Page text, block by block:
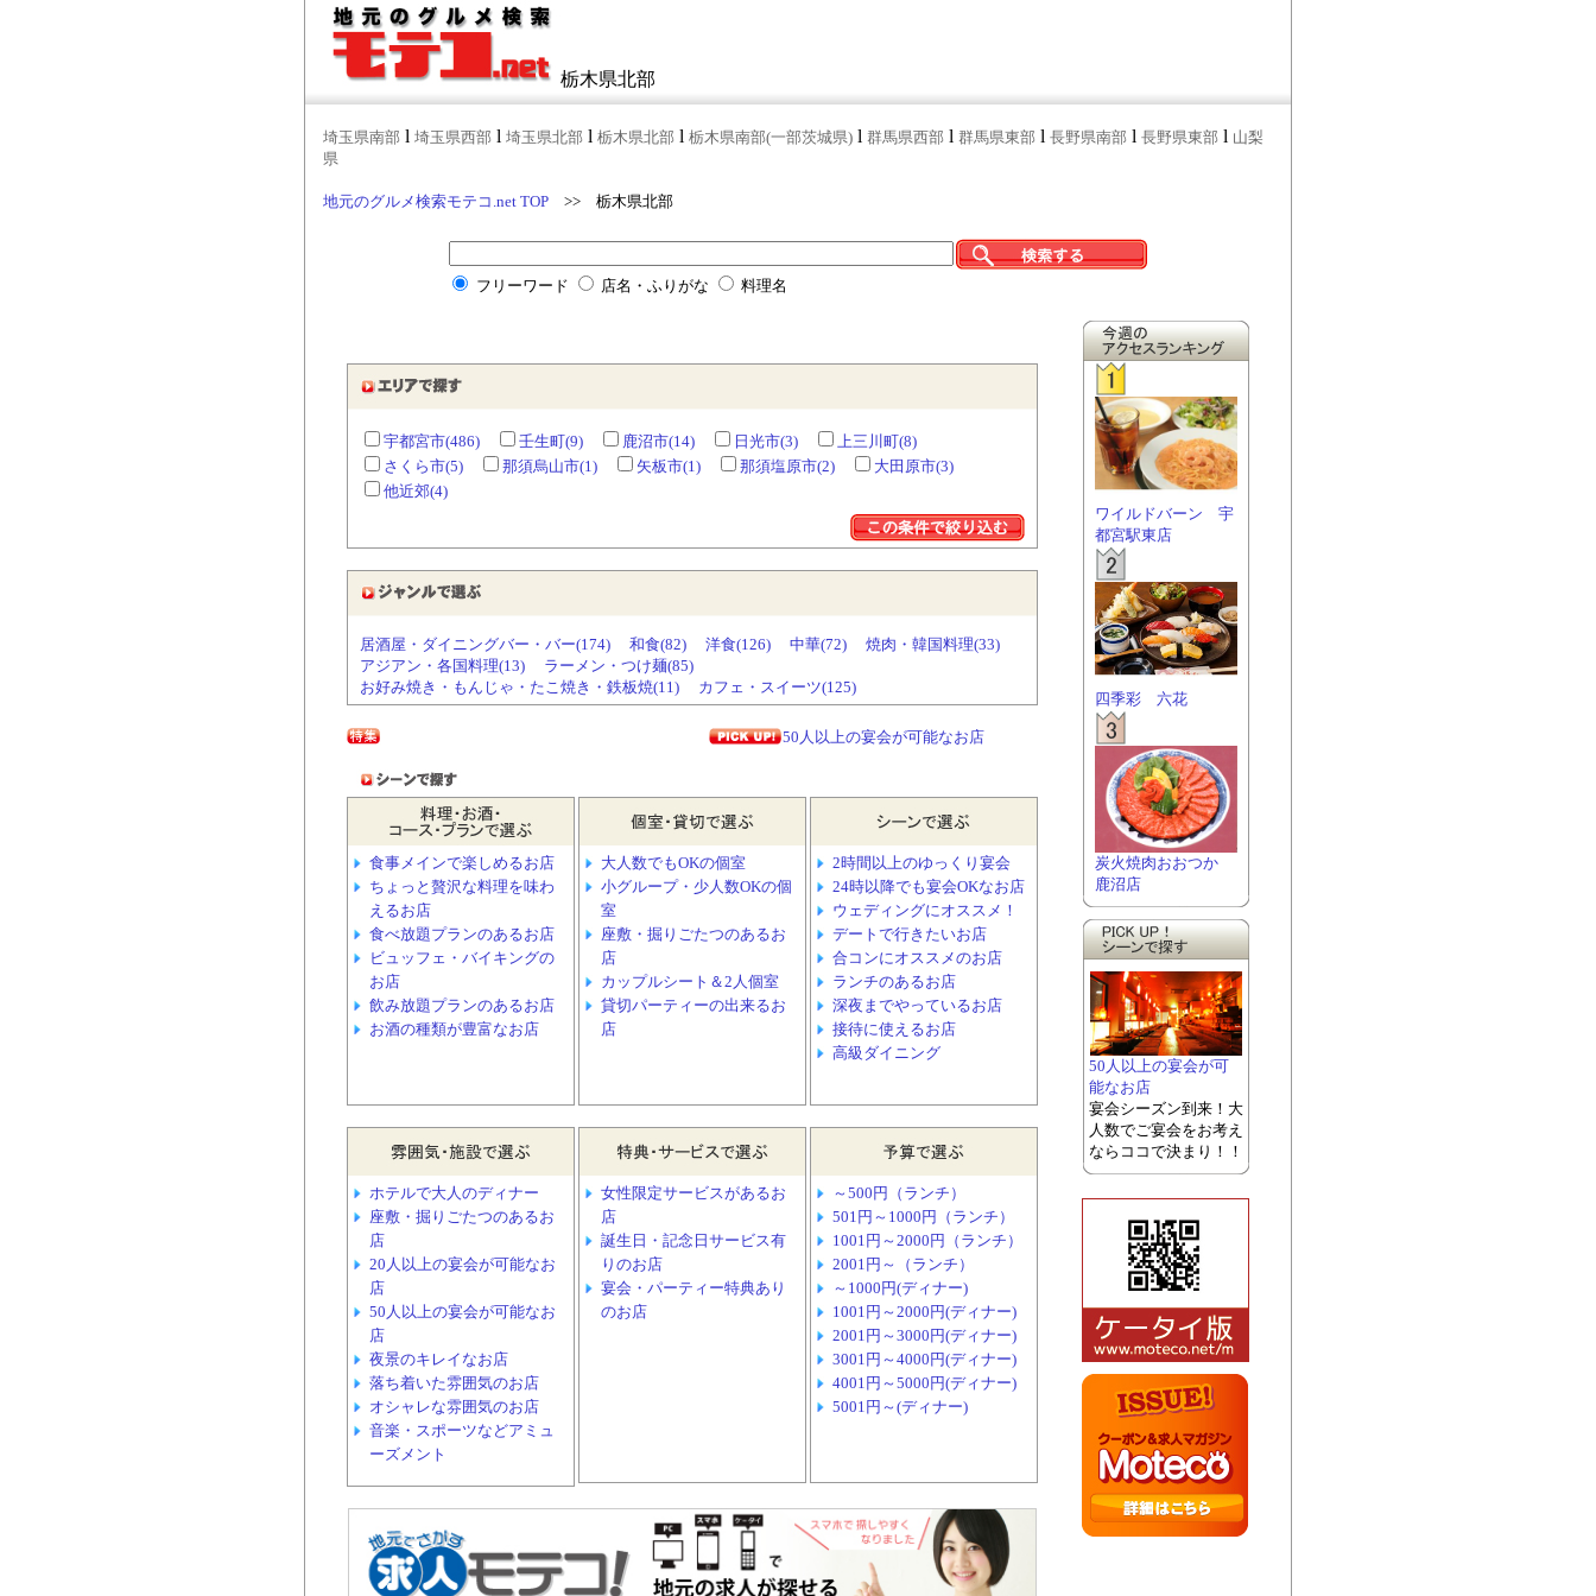
栃木県北部
埼玉県南部 l 埼玉県西部 l 埼玉県北部 l 栃木県北部 l 栃木県南部(一部茨城県) l 群馬県西部 l 群馬県東部 l 長野県南部 l 長野県東部 l 山梨
県
地元のグルメ検索モテコ.net TOP >> 栃木県北部
フリーワード 店名・ふりがな 料理名
宇都宮市(486) 壬生町(9) 鹿沼市(14) 日光市(3)
上三川町(8)
さくら市(5)
那須烏山市(1) 矢板市(1) 那須塩原市(2)
大田原市(3)
他近郊(4)
居酒屋・ダイニングバー・バー(174) 和食(82) 洋食(126) 中華(72)
焼肉・韓国料理(33)
アジアン・各国料理(13)
ラーメン・つけ麺(85)
お好み焼き・もんじゃ・たこ焼き・鉄板焼(11)
カフェ・スイーツ(125)
50人以上の宴会が可能なお店
食事メインで楽しめるお店
ちょっと贅沢な料理を味わ
えるお店
食べ放題プランのあるお店
ビュッフェ・バイキングの
お店
飲み放題プランのあるお店
お酒の種類が豊富なお店
大人数でもOKの個室
小グループ・少人数OKの個
室
座敷・掘りごたつのあるお
店
カップルシート＆2人個室
貸切パーティーの出来るお
店
2時間以上のゆっくり宴会
24時以降でも宴会OKなお店
ウェディングにオススメ！
デートで行きたいお店
合コンにオススメのお店
ランチのあるお店
深夜までやっているお店
接待に使えるお店
高級ダイニング
ホテルで大人のディナー
座敷・掘りごたつのあるお
店
20人以上の宴会が可能なお
店
50人以上の宴会が可能なお
店
夜景のキレイなお店
落ち着いた雰囲気のお店
オシャレな雰囲気のお店
音楽・スポーツなどアミュ
ーズメント
女性限定サービスがあるお
店
誕生日・記念日サービス有
りのお店
宴会・パーティー特典あり
のお店
～500円（ランチ）
501円～1000円（ランチ）
1001円～2000円（ランチ）
2001円～（ランチ）
～1000円(ディナー)
1001円～2000円(ディナー)
2001円～3000円(ディナー)
3001円～4000円(ディナー)
4001円～5000円(ディナー)
5001円～(ディナー)
ワイルドバーン 宇
都宮駅東店
四季彩 六花
炭火焼肉おおつか
鹿沼店
50人以上の宴会が可
能なお店
宴会シーズン到来！大
人数でご宴会をお考え
ならココで決まり！！